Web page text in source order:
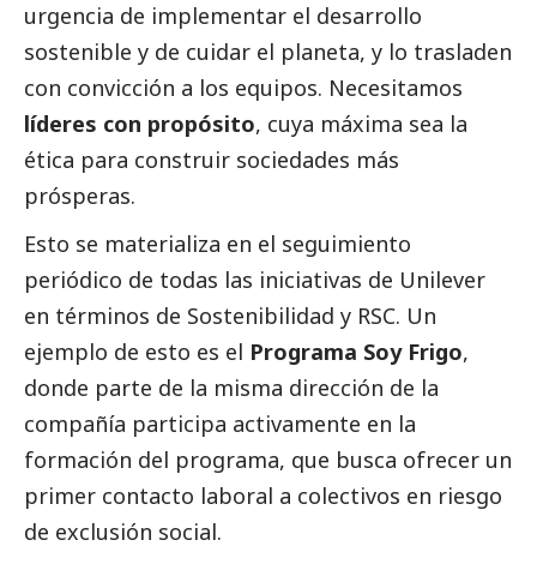
urgencia de implementar el desarrollo
sostenible y de cuidar el planeta, y lo trasladen
con convicción a los equipos. Necesitamos
líderes con propósito, cuya máxima sea la
ética para construir sociedades más
prósperas.
Esto se materializa en el seguimiento
periódico de todas las iniciativas de Unilever
en términos de Sostenibilidad y RSC. Un
ejemplo de esto es el Programa Soy Frigo,
donde parte de la misma dirección de la
compañía participa activamente en la
formación del programa, que busca ofrecer un
primer contacto laboral a colectivos en riesgo
de exclusión social.